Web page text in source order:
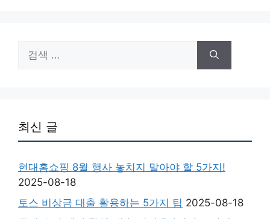
색:
최신 글
현대홈쇼핑 8월 행사 놓치지 말아야 할 5가지!
2025-08-18
토스 비상금 대출 활용하는 5가지 팁 2025-08-18